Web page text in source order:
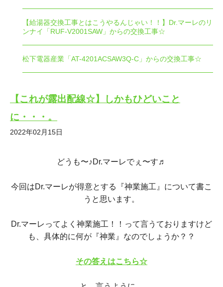
【給湯器交換工事とはこうやるんじゃい！！】Dr.マーレのリ
ンナイ「RUF-V2001SAW」からの交換工事☆
松下電器産業「AT-4201ACSAW3Q-C」からの交換工事☆
【これが露出配線☆】しかもひどいこと
に・・・。
2022年02月15日
どうも〜♪Dr.マーレでぇ〜す♬
今回はDr.マーレが得意とする『神業施工』について書こ
うと思います。
Dr.マーレってよく神業施工！！って言うておりますけど
も、具体的に何が『神業』なのでしょうか？？
その答えはこちら☆